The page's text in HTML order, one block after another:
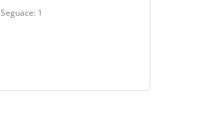
Seguace: 1